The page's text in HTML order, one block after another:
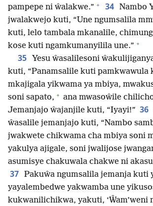
pampepe ni ŵalakwe.” + 34 Nambo
jwalakwejo kuti, “Une ngumsalila
kuti, lelo tambala mkanalile,
kose kuti ngamkumanyilila une.” +
35
Yesu ŵasalilesoni
kuti, “Panamsalile kuti
mkajigala yikwama ya mbiya,
soni sapato, + ana mwasoŵile
Jemanjajo ŵajanjile kuti, “Iyayi!” 36
ŵasalile jemanjajo kuti, “Nambo
jwakwete chikwama cha mbiya soni
yakulya ajigale, soni jwalijose
asumisye chakuwala chakwe ni
37 Pakuŵa ngumsalila jemanja kuti
yayalembedwe yakwamba une
kukwanilichikwa, yakuti, ‘Ŵam’weni